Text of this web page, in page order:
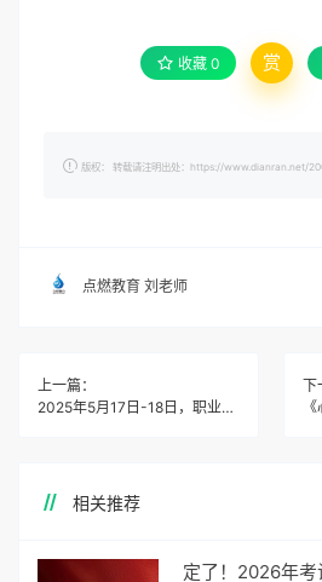
收藏 0 赏
版权： 转载请注明出处：https://www.dianran.net/
点燃教育 刘老师
上一篇：
2025年5月17日-18日，职业技能等级认定考试圆满落幕
下
相关推荐
定了！2026年